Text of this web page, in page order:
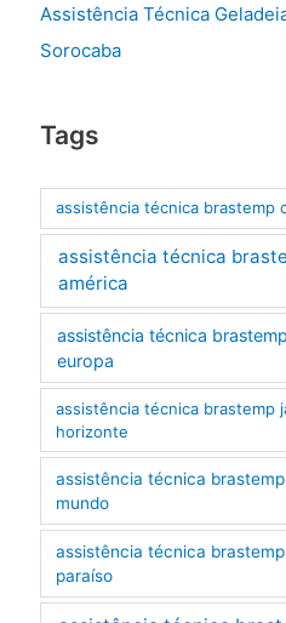
Assistência Técnica
Sorocaba
Tags
assistência técnica brastemp
assistência técnica
américa
assistência técnica
europa
assistência técnica brastemp
horizonte
assistência técnica
mundo
assistência técnica
paraíso